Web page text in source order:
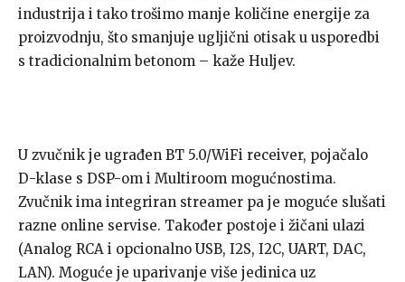
industrija i tako trošimo manje količine energije za
proizvodnju, što smanjuje ugljični otisak u usporedbi
s tradicionalnim betonom – kaže Huljev.
U zvučnik je ugrađen BT 5.0/WiFi receiver, pojačalo
D-klase s DSP-om i Multiroom mogućnostima.
Zvučnik ima integriran streamer pa je moguće slušati
razne online servise. Također postoje i žičani ulazi
(Analog RCA i opcionalno USB, I2S, I2C, UART, DAC,
LAN). Moguće je uparivanje više jedinica uz